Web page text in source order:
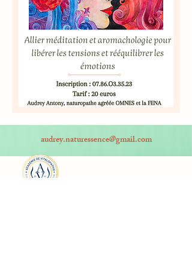
audrey.naturessence@gmail.com